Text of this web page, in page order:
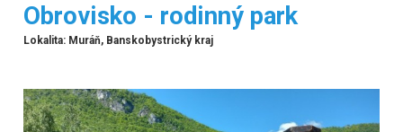
Obrovisko - rodinný park
Lokalita: Muráň, Banskobystrický kraj